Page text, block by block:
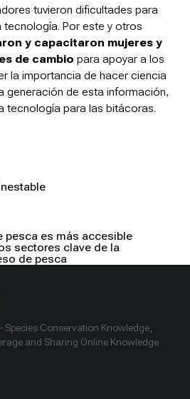
tuvieron dificultades para
Por este y otros
y capacitaron mujeres y
de cambio para apoyar a los
la importancia de hacer ciencia
generación de esta información,
tecnología para las bitácoras.
pesca es más accesible
sectores clave de la
de pesca
Species Conservation Knowledge,
and Sharing Online Knowledge